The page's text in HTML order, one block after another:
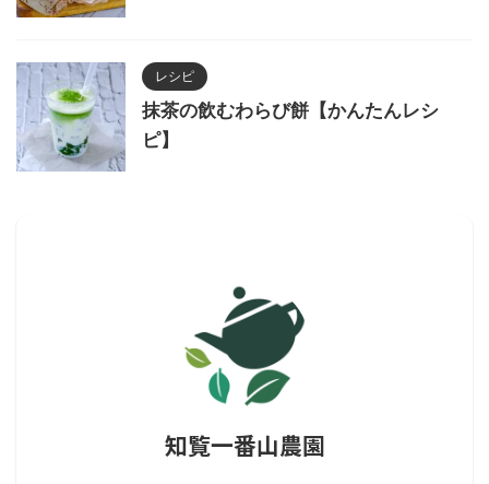
レシピ
抹茶の飲むわらび餅【かんたんレシ
ピ】
知覧一番山農園